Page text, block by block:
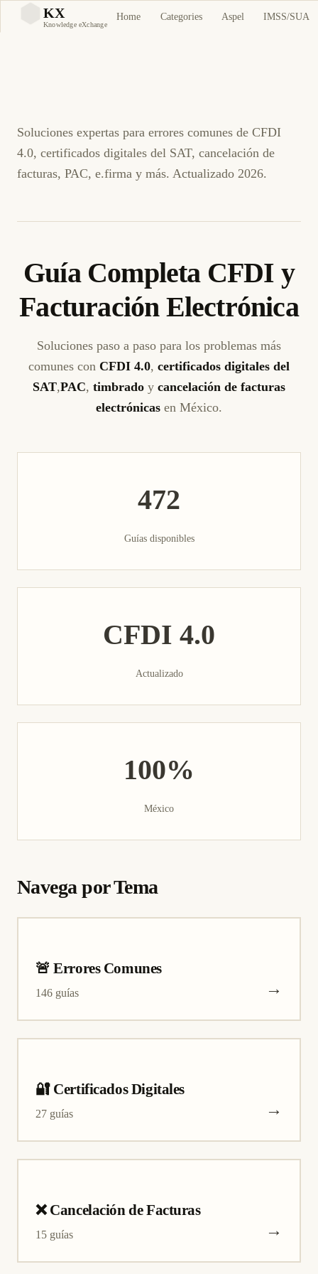
KX
Knowledge eXchange
Home Categories Aspel IMSS/SUA
Guía Completa CFDI y
Soluciones expertas para errores comunes de CFDI
4.0, certificados digitales del SAT, cancelación de
facturas, PAC, e.firma y más. Actualizado 2026.
Guía Completa CFDI y
Facturación Electrónica
Soluciones paso a paso para los problemas más
comunes con CFDI 4.0, certificados digitales del
SAT,PAC, timbrado y cancelación de facturas
electrónicas en México.
472
Guías disponibles
CFDI 4.0
Actualizado
100%
México
Navega por Tema
🚨 Errores Comunes
146 guías →
🔐 Certificados Digitales
27 guías →
❌ Cancelación de Facturas
15 guías →